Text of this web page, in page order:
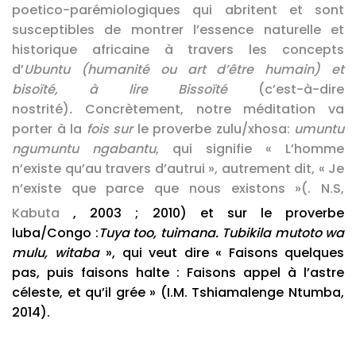
poetico-parémiologiques qui abritent et sont
susceptibles de montrer l’essence naturelle et
historique africaine à travers les concepts
d’Ubuntu (humanité ou art d’être humain) et
bisoïté, à lire Bissoïté (c’est-à-dire
nostrité). Concrètement, notre méditation va
porter à la fois sur le proverbe zulu/xhosa: umuntu
ngumuntu ngabantu, qui signifie « L’homme
n’existe qu’au travers d’autrui », autrement dit, « Je
n’existe que parce que nous existons »(. N.S,
Kabuta
, 2003 ; 2010) et sur le proverbe
luba/Congo :Tuya too, tuimana. Tubikila mutoto wa
mulu, witaba», qui veut dire « Faisons quelques
pas, puis faisons halte : Faisons appel à l’astre
céleste, et qu’il grée » (I.M. Tshiamalenge Ntumba,
2014).